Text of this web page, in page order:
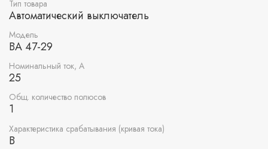
Тип товара
Автоматический выключатель
Модель
ВА 47-29
Номинальный ток, А
25
Общ. количество полюсов
1
Характеристика срабатывания (кривая тока)
B